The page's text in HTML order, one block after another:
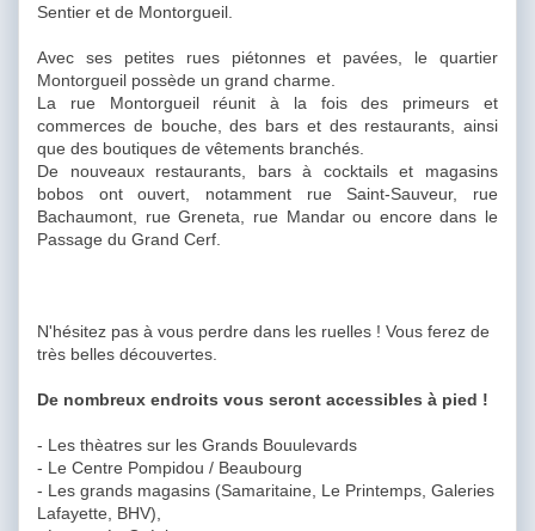
Sentier et de Montorgueil.
Avec ses petites rues piétonnes et pavées, le quartier
Montorgueil possède un grand charme.
La rue Montorgueil réunit à la fois des primeurs et
commerces de bouche, des bars et des restaurants, ainsi
que des boutiques de vêtements branchés.
De nouveaux restaurants, bars à cocktails et magasins
bobos ont ouvert, notamment rue Saint-Sauveur, rue
Bachaumont, rue Greneta, rue Mandar ou encore dans le
Passage du Grand Cerf.
N'hésitez pas à vous perdre dans les ruelles ! Vous ferez de
très belles découvertes.
De nombreux endroits vous seront accessibles à pied !
- Les thèatres sur les Grands Bouulevards
- Le Centre Pompidou / Beaubourg
- Les grands magasins (Samaritaine, Le Printemps, Galeries
Lafayette, BHV),